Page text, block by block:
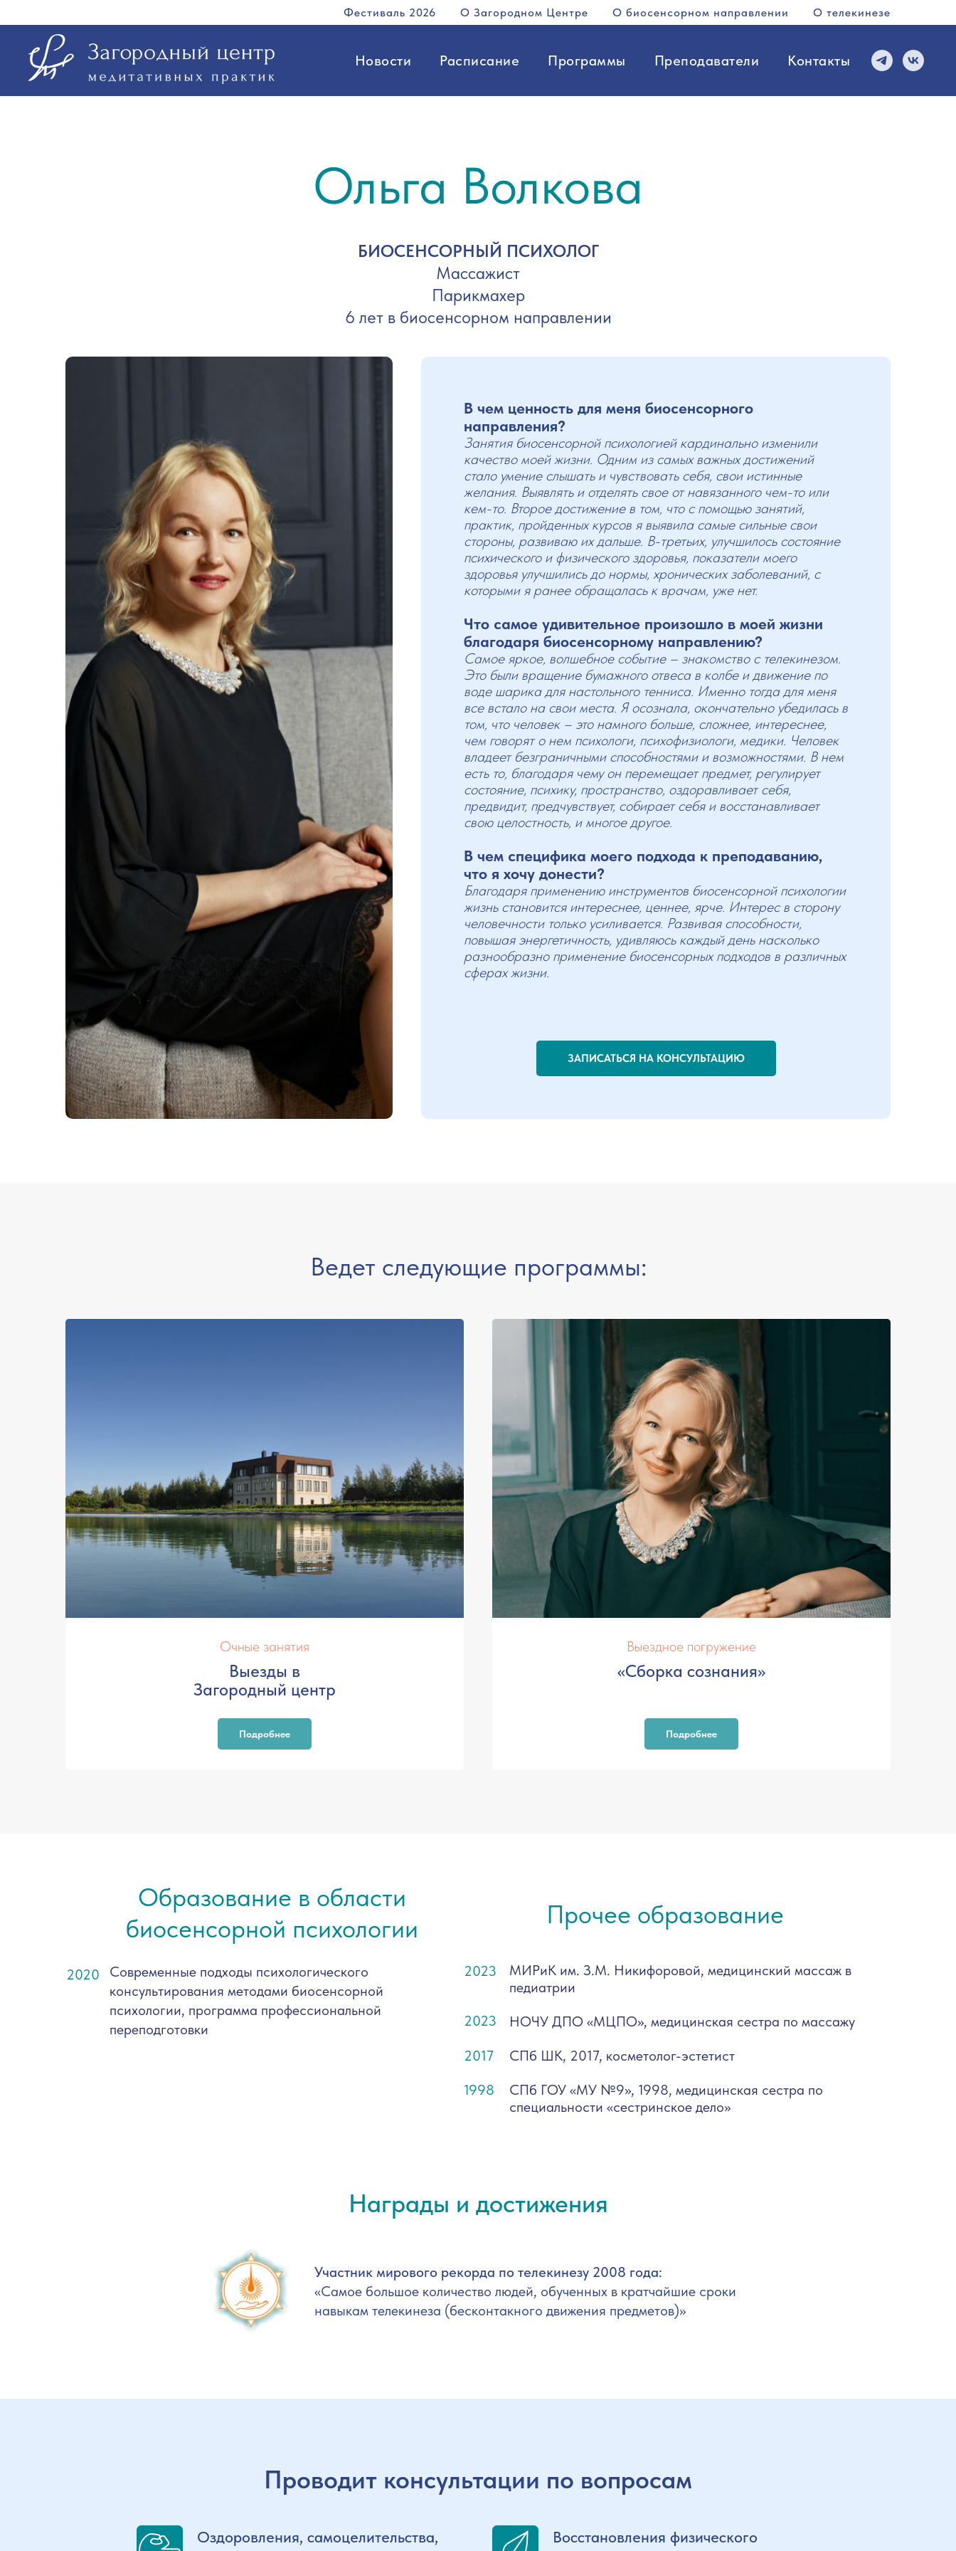
Фестиваль 2026 О Загородном Центре О биосенсорном направлении О телекинезе
Новости Расписание Программы Преподаватели Контакты
Ольга Волкова
БИОСЕНСОРНЫЙ ПСИХОЛОГ
Массажист
Парикмахер
6 лет в биосенсорном направлении
В чем ценность для меня биосенсорного
направления?
Занятия биосенсорной психологией кардинально изменили
качество моей жизни. Одним из самых важных достижений
стало умение слышать и чувствовать себя, свои истинные
желания. Выявлять и отделять свое от навязанного чем-то или
кем-то. Второе достижение в том, что с помощью занятий,
практик, пройденных курсов я выявила самые сильные свои
стороны, развиваю их дальше. В-третьих, улучшилось состояние
психического и физического здоровья, показатели моего
здоровья улучшились до нормы, хронических заболеваний, с
которыми я ранее обращалась к врачам, уже нет.
Что самое удивительное произошло в моей жизни
благодаря биосенсорному направлению?
Самое яркое, волшебное событие – знакомство с телекинезом.
Это были вращение бумажного отвеса в колбе и движение по
воде шарика для настольного тенниса. Именно тогда для меня
все встало на свои места. Я осознала, окончательно убедилась в
том, что человек – это намного больше, сложнее, интереснее,
чем говорят о нем психологи, психофизиологи, медики. Человек
владеет безграничными способностями и возможностями. В нем
есть то, благодаря чему он перемещает предмет, регулирует
состояние, психику, пространство, оздоравливает себя,
предвидит, предчувствует, собирает себя и восстанавливает
свою целостность, и многое другое.
В чем специфика моего подхода к преподаванию,
что я хочу донести?
Благодаря применению инструментов биосенсорной психологии
жизнь становится интереснее, ценнее, ярче. Интерес в сторону
человечности только усиливается. Развивая способности,
повышая энергетичность, удивляюсь каждый день насколько
разнообразно применение биосенсорных подходов в различных
сферах жизни.
ЗАПИСАТЬСЯ НА КОНСУЛЬТАЦИЮ
Ведет следующие программы:
Очные занятия
Выезды в
Загородный центр
Подробнее
Выездное погружение
«Сборка сознания»
Подробнее
Образование в области
биосенсорной психологии
Современные подходы психологического
консультирования методами биосенсорной
психологии, программа профессиональной
переподготовки
Прочее образование
2020
МИРиК им. З.М. Никифоровой, медицинский массаж в
педиатрии
НОЧУ ДПО «МЦПО», медицинская сестра по массажу
СПб ШК, 2017, косметолог-эстетист
СПб ГОУ «МУ №9», 1998, медицинская сестра по
специальности «сестринское дело»
2023
2023
2017
1998
Награды и достижения
Участник мирового рекорда по телекинезу 2008 года:
«Самое большое количество людей, обученных в кратчайшие сроки
навыкам телекинеза (бесконтакного движения предметов)»
Проводит консультации по вопросам
Оздоровления, самоцелительства,
Восстановления физического